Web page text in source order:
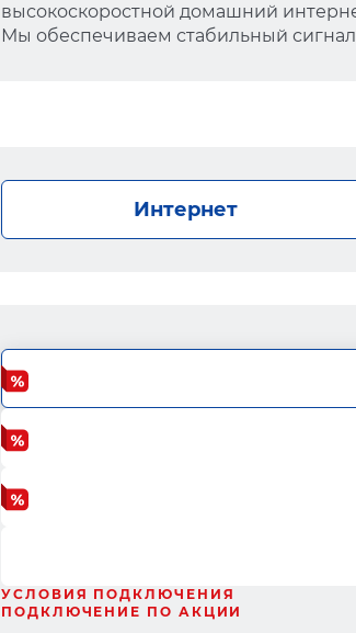
высокоскоростной домашний
Мы обеспечиваем стабильный
Интернет
УСЛОВИЯ ПОДКЛЮЧЕНИЯ
ПОДКЛЮЧЕНИЕ ПО АКЦИИ